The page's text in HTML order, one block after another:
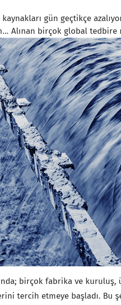
kaynakları gün geçtikçe
Alınan birçok global
birçok fabrika ve kuruluş,
tercih etmeye başladı.